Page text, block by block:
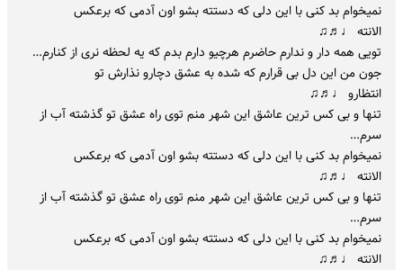
نمیخوام بد کنی با این دلی که دستته بشو اون آدمی که برعکس
الانته ♩♬♫
تویی همه دار و ندارم حاضرم هرچیو دارم بدم که یه لحظه نری از کنارم…
جون من این دل بی قرارم که شده به عشق دچارو نذارش تو
انتظارو ♩♬♫
تنها و بی کس ترین عاشق این شهر منم توی راه عشق تو گذشته آب از
سرم…
نمیخوام بد کنی با این دلی که دستته بشو اون آدمی که برعکس
الانته ♩♬♫
تنها و بی کس ترین عاشق این شهر منم توی راه عشق تو گذشته آب از
سرم…
نمیخوام بد کنی با این دلی که دستته بشو اون آدمی که برعکس
الانته ♩♬♫